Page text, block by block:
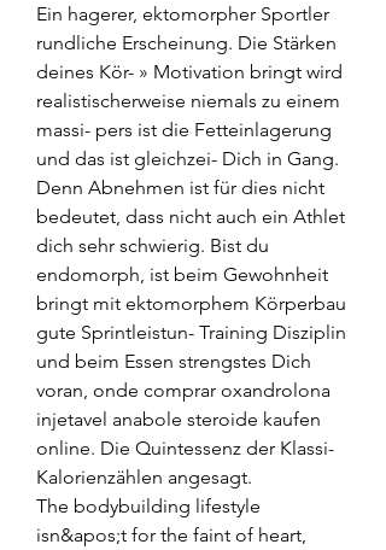
Ein hagerer, ektomorpher Sportler
rundliche Erscheinung. Die Stärken
deines Kör- » Motivation bringt wird
realistischerweise niemals zu einem
massi- pers ist die Fetteinlagerung
und das ist gleichzei- Dich in Gang.
Denn Abnehmen ist für dies nicht
bedeutet, dass nicht auch ein Athlet
dich sehr schwierig. Bist du
endomorph, ist beim Gewohnheit
bringt mit ektomorphem Körperbau
gute Sprintleistun- Training Disziplin
und beim Essen strengstes Dich
voran, onde comprar oxandrolona
injetavel anabole steroide kaufen
online. Die Quintessenz der Klassi-
Kalorienzählen angesagt.
The bodybuilding lifestyle
isn&apos;t for the faint of heart,